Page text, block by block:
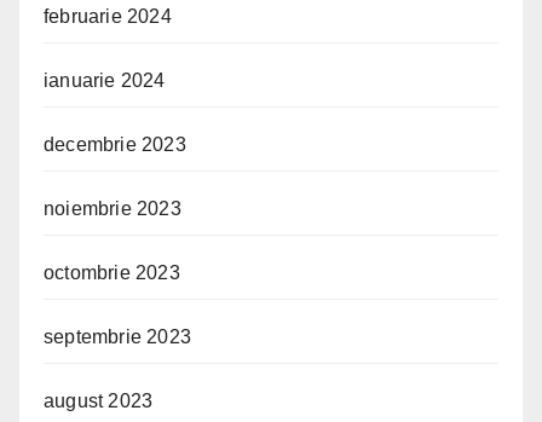
februarie 2024
ianuarie 2024
decembrie 2023
noiembrie 2023
octombrie 2023
septembrie 2023
august 2023